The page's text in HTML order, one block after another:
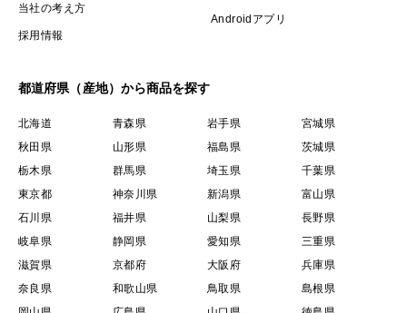
当社の考え方
採用情報
Androidアプリ
都道府県（産地）から商品を探す
北海道 青森県 岩手県
宮城県
秋田県
山形県 福島県
茨城県
栃木県
群馬県 埼玉県
千葉県
東京都
神奈川県 新潟県
富山県
石川県
福井県 山梨県
長野県
岐阜県
静岡県 愛知県
三重県
滋賀県
京都府 大阪府
兵庫県
奈良県
和歌山県 鳥取県
島根県